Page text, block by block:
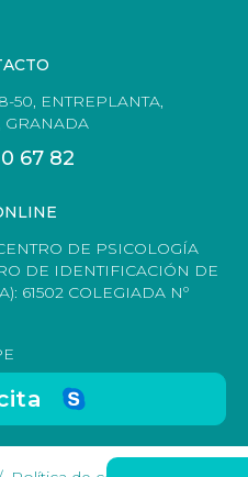
50, ENTREPLANTA,
GRANADA
67 82
DE PSICOLOGÍA
DE IDENTIFICACIÓN DE
61502 COLEGIADA Nº